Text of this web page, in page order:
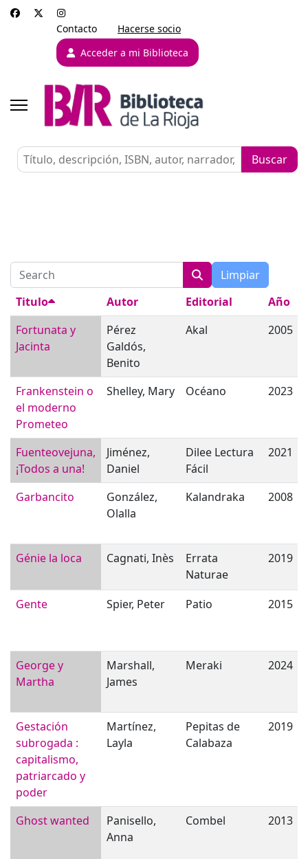
Contacto
Hacerse socio
Acceder a mi Biblioteca
COM_USERS_FILTER_SEARCH_DESC
Limpiar
Titulo
Autor Editorial Año
Fortunata y
Jacinta
Pérez
Galdós,
Benito
Akal 2005
Frankenstein o
el moderno
Prometeo
Shelley, Mary Océano 2023
Fuenteovejuna,
¡Todos a una!
Jiménez,
Daniel
Dilee Lectura
Fácil
2021
Garbancito
González,
Olalla
Kalandraka 2008
Génie la loca Cagnati, Inès
Errata
Naturae
2019
Gente Spier, Peter Patio 2015
George y
Martha
Marshall,
James
Meraki 2024
Gestación
subrogada :
capitalismo,
patriarcado y
poder
Martínez,
Layla
Pepitas de
Calabaza
2019
Ghost wanted
Panisello,
Anna
Combel 2013